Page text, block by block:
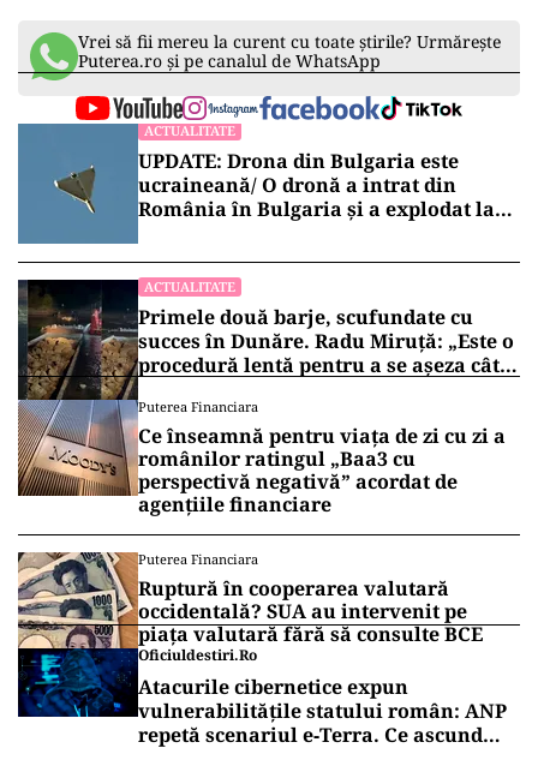
Vrei să fii mereu la curent cu toate știrile? Urmărește
Puterea.ro și pe canalul de WhatsApp
ACTUALITATE
UPDATE: Drona din Bulgaria este
ucraineană/ O dronă a intrat din
România în Bulgaria şi a explodat la
ACTUALITATE
Primele două barje, scufundate cu
succes în Dunăre. Radu Miruță: „Este o
procedură lentă pentru a se așeza cât
Puterea Financiara
Ce înseamnă pentru viața de zi cu zi a
românilor ratingul „Baa3 cu
perspectivă negativă” acordat de
agențiile financiare
Puterea Financiara
Ruptură în cooperarea valutară
occidentală? SUA au intervenit pe
piața valutară fără să consulte BCE
Oficiuldestiri.ro
Atacurile cibernetice expun
vulnerabilitățile statului român: ANP
repetă scenariul e‑Terra. Ce ascund